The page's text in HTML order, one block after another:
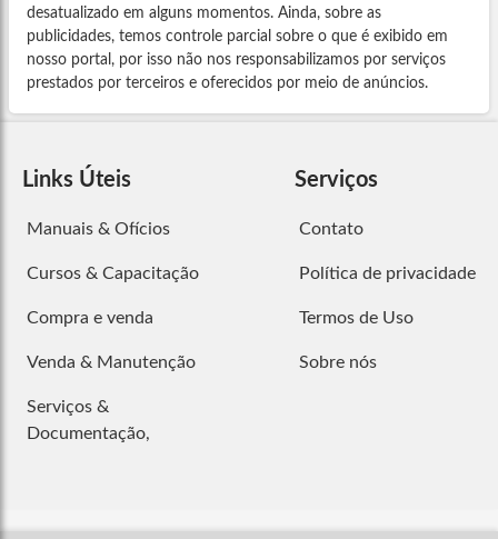
desatualizado em alguns momentos. Ainda, sobre as
publicidades, temos controle parcial sobre o que é exibido em
nosso portal, por isso não nos responsabilizamos por serviços
prestados por terceiros e oferecidos por meio de anúncios.
Links Úteis
Manuais & Ofícios
Cursos & Capacitação
Compra e venda
Venda & Manutenção
Serviços &
Documentação,
Serviços
Contato
Política de privacidade
Termos de Uso
Sobre nós